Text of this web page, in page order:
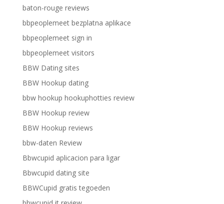
baton-rouge reviews
bbpeoplemeet bezplatna aplikace
bbpeoplemeet sign in
bbpeoplemeet visitors
BBW Dating sites
BBW Hookup dating
bbw hookup hookuphotties review
BBW Hookup review
BBW Hookup reviews
bbw-daten Review
Bbwcupid aplicacion para ligar
Bbwcupid dating site
BBWCupid gratis tegoeden